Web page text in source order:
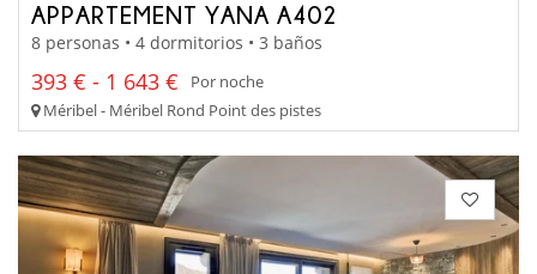
APPARTEMENT YANA A402
8 personas • 4 dormitorios • 3 baños
393 € - 1 643 €
Por noche
Méribel - Méribel Rond Point des pistes